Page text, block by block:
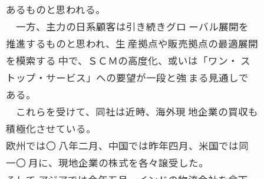
あるものと思われる。
一方、主力の日系顧客は引き続きグロ ーバル展開を
推進するものと思われ、生 産拠点や販売拠点の最適展開
を模索する 中で、ＳＣＭの高度化、或いは「ワン・ ス
トップ・サービス」への要望が一段と強 まる見通しで
ある。
これらを受けて、同社は近時、海外現 地企業の買収も
積極化させている。
欧州では〇 八年二月、中国では昨年四月、米国では同
一〇 月に、現地企業の株式を各々譲受した。